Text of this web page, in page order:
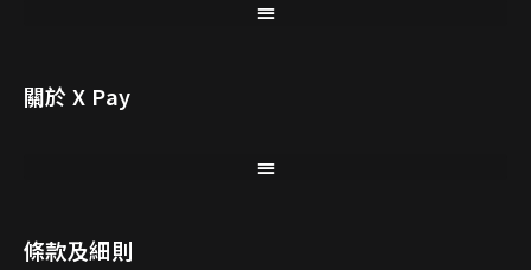
關於 X Pay
條款及細則